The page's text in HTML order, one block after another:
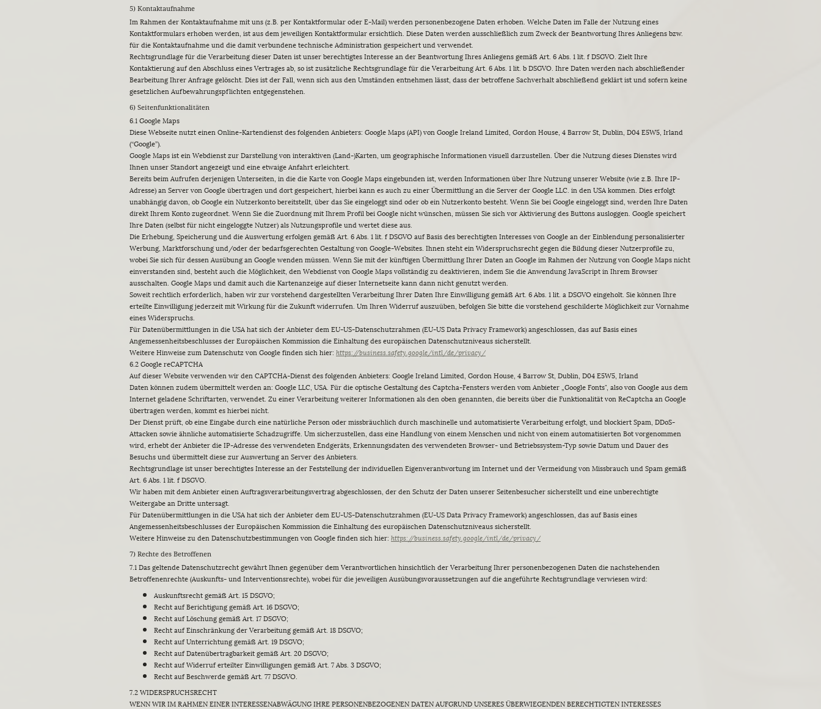
5) Kontaktaufnahme
Im Rahmen der Kontaktaufnahme mit uns (z.B. per Kontaktformular oder E-Mail) werden personenbezogene Daten erhoben. Welche Daten im Falle der Nutzung eines
Kontaktformulars erhoben werden, ist aus dem jeweiligen Kontaktformular ersichtlich. Diese Daten werden ausschließlich zum Zweck der Beantwortung Ihres Anliegens bzw.
für die Kontaktaufnahme und die damit verbundene technische Administration gespeichert und verwendet.
Rechtsgrundlage für die Verarbeitung dieser Daten ist unser berechtigtes Interesse an der Beantwortung Ihres Anliegens gemäß Art. 6 Abs. 1 lit. f DSGVO. Zielt Ihre
Kontaktierung auf den Abschluss eines Vertrages ab, so ist zusätzliche Rechtsgrundlage für die Verarbeitung Art. 6 Abs. 1 lit. b DSGVO. Ihre Daten werden nach abschließender
Bearbeitung Ihrer Anfrage gelöscht. Dies ist der Fall, wenn sich aus den Umständen entnehmen lässt, dass der betroffene Sachverhalt abschließend geklärt ist und sofern keine
gesetzlichen Aufbewahrungspflichten entgegenstehen.
6) Seitenfunktionalitäten
6.1 Google Maps
Diese Webseite nutzt einen Online-Kartendienst des folgenden Anbieters: Google Maps (API) von Google Ireland Limited, Gordon House, 4 Barrow St, Dublin, D04 E5W5, Irland
(“Google”).
Google Maps ist ein Webdienst zur Darstellung von interaktiven (Land-)Karten, um geographische Informationen visuell darzustellen. Über die Nutzung dieses Dienstes wird
Ihnen unser Standort angezeigt und eine etwaige Anfahrt erleichtert.
Bereits beim Aufrufen derjenigen Unterseiten, in die die Karte von Google Maps eingebunden ist, werden Informationen über Ihre Nutzung unserer Website (wie z.B. Ihre IP-
Adresse) an Server von Google übertragen und dort gespeichert, hierbei kann es auch zu einer Übermittlung an die Server der Google LLC. in den USA kommen. Dies erfolgt
unabhängig davon, ob Google ein Nutzerkonto bereitstellt, über das Sie eingeloggt sind oder ob ein Nutzerkonto besteht. Wenn Sie bei Google eingeloggt sind, werden Ihre Daten
direkt Ihrem Konto zugeordnet. Wenn Sie die Zuordnung mit Ihrem Profil bei Google nicht wünschen, müssen Sie sich vor Aktivierung des Buttons ausloggen. Google speichert
Ihre Daten (selbst für nicht eingeloggte Nutzer) als Nutzungsprofile und wertet diese aus.
Die Erhebung, Speicherung und die Auswertung erfolgen gemäß Art. 6 Abs. 1 lit. f DSGVO auf Basis des berechtigten Interesses von Google an der Einblendung personalisierter
Werbung, Marktforschung und/oder der bedarfsgerechten Gestaltung von Google-Websites. Ihnen steht ein Widerspruchsrecht gegen die Bildung dieser Nutzerprofile zu,
wobei Sie sich für dessen Ausübung an Google wenden müssen. Wenn Sie mit der künftigen Übermittlung Ihrer Daten an Google im Rahmen der Nutzung von Google Maps nicht
einverstanden sind, besteht auch die Möglichkeit, den Webdienst von Google Maps vollständig zu deaktivieren, indem Sie die Anwendung JavaScript in Ihrem Browser
ausschalten. Google Maps und damit auch die Kartenanzeige auf dieser Internetseite kann dann nicht genutzt werden.
Soweit rechtlich erforderlich, haben wir zur vorstehend dargestellten Verarbeitung Ihrer Daten Ihre Einwilligung gemäß Art. 6 Abs. 1 lit. a DSGVO eingeholt. Sie können Ihre
erteilte Einwilligung jederzeit mit Wirkung für die Zukunft widerrufen. Um Ihren Widerruf auszuüben, befolgen Sie bitte die vorstehend geschilderte Möglichkeit zur Vornahme
eines Widerspruchs.
Für Datenübermittlungen in die USA hat sich der Anbieter dem EU-US-Datenschutzrahmen (EU-US Data Privacy Framework) angeschlossen, das auf Basis eines
Angemessenheitsbeschlusses der Europäischen Kommission die Einhaltung des europäischen Datenschutzniveaus sicherstellt.
Weitere Hinweise zum Datenschutz von Google finden sich hier: https://business.safety.google/intl/de/privacy/
6.2 Google reCAPTCHA
Auf dieser Website verwenden wir den CAPTCHA-Dienst des folgenden Anbieters: Google Ireland Limited, Gordon House, 4 Barrow St, Dublin, D04 E5W5, Irland
Daten können zudem übermittelt werden an: Google LLC, USA. Für die optische Gestaltung des Captcha-Fensters werden vom Anbieter „Google Fonts", also von Google aus dem
Internet geladene Schriftarten, verwendet. Zu einer Verarbeitung weiterer Informationen als den oben genannten, die bereits über die Funktionalität von ReCaptcha an Google
übertragen werden, kommt es hierbei nicht.
Der Dienst prüft, ob eine Eingabe durch eine natürliche Person oder missbräuchlich durch maschinelle und automatisierte Verarbeitung erfolgt, und blockiert Spam, DDoS-
Attacken sowie ähnliche automatisierte Schadzugriffe. Um sicherzustellen, dass eine Handlung von einem Menschen und nicht von einem automatisierten Bot vorgenommen
wird, erhebt der Anbieter die IP-Adresse des verwendeten Endgeräts, Erkennungsdaten des verwendeten Browser- und Betriebssystem-Typ sowie Datum und Dauer des
Besuchs und übermittelt diese zur Auswertung an Server des Anbieters.
Rechtsgrundlage ist unser berechtigtes Interesse an der Feststellung der individuellen Eigenverantwortung im Internet und der Vermeidung von Missbrauch und Spam gemäß
Art. 6 Abs. 1 lit. f DSGVO.
Wir haben mit dem Anbieter einen Auftragsverarbeitungsvertrag abgeschlossen, der den Schutz der Daten unserer Seitenbesucher sicherstellt und eine unberechtigte
Weitergabe an Dritte untersagt.
Für Datenübermittlungen in die USA hat sich der Anbieter dem EU-US-Datenschutzrahmen (EU-US Data Privacy Framework) angeschlossen, das auf Basis eines
Angemessenheitsbeschlusses der Europäischen Kommission die Einhaltung des europäischen Datenschutzniveaus sicherstellt.
Weitere Hinweise zu den Datenschutzbestimmungen von Google finden sich hier: https://business.safety.google/intl/de/privacy/
7) Rechte des Betroffenen
7.1 Das geltende Datenschutzrecht gewährt Ihnen gegenüber dem Verantwortlichen hinsichtlich der Verarbeitung Ihrer personenbezogenen Daten die nachstehenden
Betroffenenrechte (Auskunfts- und Interventionsrechte), wobei für die jeweiligen Ausübungsvoraussetzungen auf die angeführte Rechtsgrundlage verwiesen wird:
Auskunftsrecht gemäß Art. 15 DSGVO;
Recht auf Berichtigung gemäß Art. 16 DSGVO;
Recht auf Löschung gemäß Art. 17 DSGVO;
Recht auf Einschränkung der Verarbeitung gemäß Art. 18 DSGVO;
Recht auf Unterrichtung gemäß Art. 19 DSGVO;
Recht auf Datenübertragbarkeit gemäß Art. 20 DSGVO;
Recht auf Widerruf erteilter Einwilligungen gemäß Art. 7 Abs. 3 DSGVO;
Recht auf Beschwerde gemäß Art. 77 DSGVO.
7.2 WIDERSPRUCHSRECHT
WENN WIR IM RAHMEN EINER INTERESSENABWÄGUNG IHRE PERSONENBEZOGENEN DATEN AUFGRUND UNSERES ÜBERWIEGENDEN BERECHTIGTEN INTERESSES